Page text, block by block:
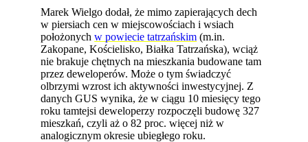
Marek Wielgo dodał, że mimo zapierających dech
w piersiach cen w miejscowościach i wsiach
położonychw powiecie tatrzańskim (m.in.
Zakopane, Kościelisko, Białka Tatrzańska), wciąż
nie brakuje chętnych na mieszkania budowane tam
przez deweloperów. Może o tym świadczyć
olbrzymi wzrost ich aktywności inwestycyjnej. Z
danych GUS wynika, że w ciągu 10 miesięcy tego
roku tamtejsi deweloperzy rozpoczęli budowę 327
mieszkań, czyli aż o 82 proc. więcej niż w
analogicznym okresie ubiegłego roku.